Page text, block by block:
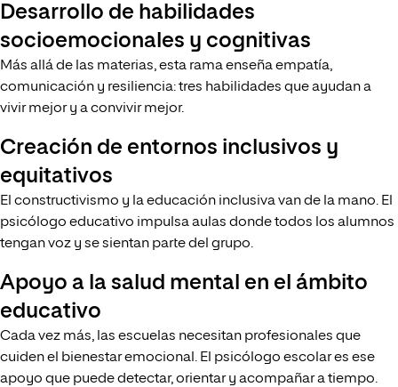
Desarrollo de habilidades
socioemocionales y cognitivas
Más allá de las materias, esta rama enseña empatía,
comunicación y resiliencia: tres habilidades que ayudan a
vivir mejor y a convivir mejor.
Creación de entornos inclusivos y
equitativos
El constructivismo y la educación inclusiva van de la mano. El
psicólogo educativo impulsa aulas donde todos los alumnos
tengan voz y se sientan parte del grupo.
Apoyo a la salud mental en el ámbito
educativo
Cada vez más, las escuelas necesitan profesionales que
cuiden el bienestar emocional. El psicólogo escolar es ese
apoyo que puede detectar, orientar y acompañar a tiempo.